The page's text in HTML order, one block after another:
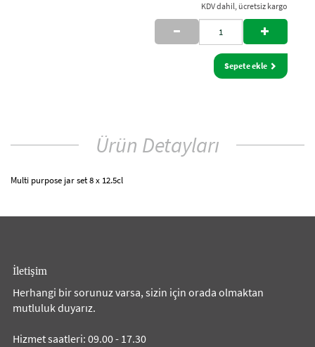
KDV dahil, ücretsiz kargo
Sepete ekle
Ürün Detayları
Multi purpose jar set 8 x 12.5cl
İletişim
Herhangi bir sorunuz varsa, sizin için orada olmaktan
mutluluk duyarız.
Hizmet saatleri: 09.00 - 17.30